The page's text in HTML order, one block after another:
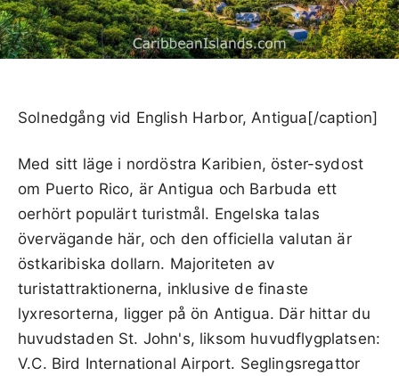
Solnedgång vid English Harbor, Antigua[/caption]
Med sitt läge i nordöstra Karibien, öster-sydost
om Puerto Rico, är Antigua och Barbuda ett
oerhört populärt turistmål. Engelska talas
övervägande här, och den officiella valutan är
östkaribiska dollarn. Majoriteten av
turistattraktionerna, inklusive de finaste
lyxresorterna, ligger på ön Antigua. Där hittar du
huvudstaden St. John's, liksom huvudflygplatsen:
V.C. Bird International Airport. Seglingsregattor